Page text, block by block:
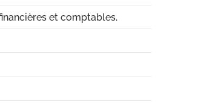
et comptables.